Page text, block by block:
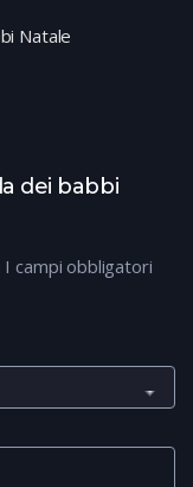
Natale
dei babbi
I campi obbligatori